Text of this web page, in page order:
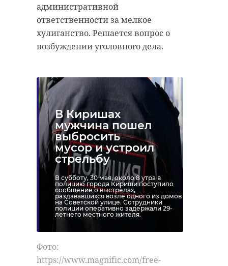
административной
ответственности за мелкое
хулиганство. Решается вопрос о
возбуждении уголовного дела.
В Киришах
мужчина пошел
выбросить
мусор и устроил
стрельбу
В субботу, 30 мая, около 8 утра в
полицию города Кириши поступило
сообщение о выстрелах,
раздававшихся возле одного из домов
на Советской улице. Сотрудники
полиции оперативно задержали 29-
летнего местного жителя.
Фото:
https://www.magnific.com/free-